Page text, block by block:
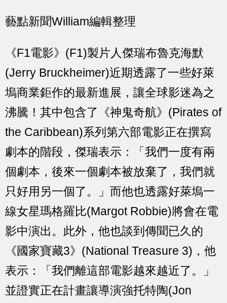
藝點新聞William編輯整理
《F1電影》(F1)製片人傑瑞布魯克海默
(Jerry Bruckheimer)近期透露了一些好萊
塢商業鉅作的最新進展，讓全球影迷為之
沸騰！其中包含了《神鬼奇航》(Pirates of
the Caribbean)系列第六部電影正在撰寫
劇本的階段，傑瑞表示：「我們一度有兩
個劇本，後來一個劇本被放棄了，我們就
只好用另一個了。」而他也透露好萊塢一
線女星瑪格羅比(Margot Robbie)將會在電
影中演出。此外，他也談到傳聞已久的
《國家寶藏3》(National Treasure 3)，他
表示：「我們離這部電影越來越近了。」
並證實正在計畫讓導演強托特陶(Jon